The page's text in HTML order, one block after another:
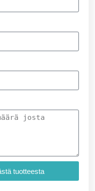
tuotteesta